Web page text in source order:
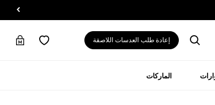
إعادة طلب العدسات اللاصقة
الماركات